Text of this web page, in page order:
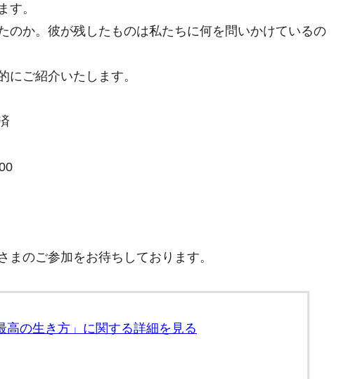
す。
のか。彼が残したものは私たちに何を問いかけているの
にご紹介いたします。
のご参加をお待ちしております。
の生き方」に関する詳細を見る